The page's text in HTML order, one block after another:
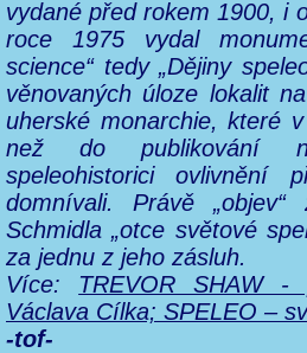
vydané před rokem 1900, i
roce 1975 vydal
science“ tedy „Dějiny
věnovaných úloze lokalit
uherské monarchie, které
než do publikování
speleohistorici ovlivnění
domnívali. Právě
Schmidla „otce světové
za jednu z jeho zásluh.
Více: TREVOR SHAW -
Václava Cílka; SPELEO –
-tof-